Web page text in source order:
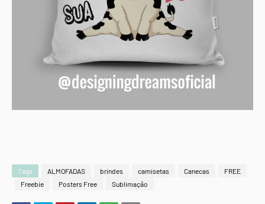
Tags ALMOFADAS brindes camisetas Canecas
FREE
Freebie
Posters Free Sublimação